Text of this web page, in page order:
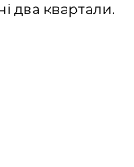
два квартали.